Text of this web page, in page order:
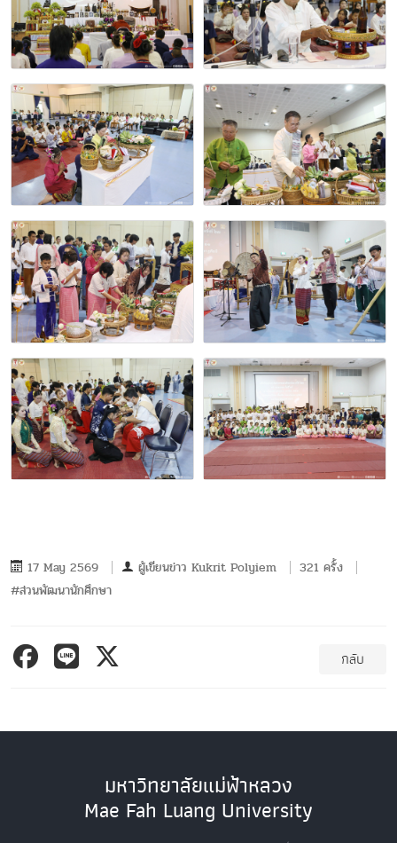
17 May 2569 ผู้เขียนข่าว Kukrit Polyiem
321 ครั้ง
#ส่วนพัฒนานักศึกษา
กลับ
มหาวิทยาลัยแม่ฟ้าหลวง
Mae Fah Luang University